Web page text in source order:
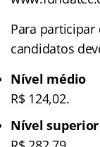
Para participar
candidatos
Nível médio
R$ 124,02.
Nível superior